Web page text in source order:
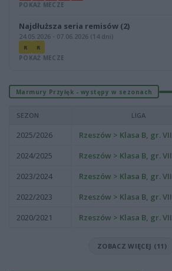
POKAŻ MECZE
Najdłuższa seria remisów (2)
24.05.2026 - 07.06.2026 (14 dni)
R R
POKAŻ MECZE
Marmury Przyłęk - występy w sezonach
SEZON LIGA
2025/2026 Rzeszów > Klasa B, gr. VII
2024/2025
Rzeszów > Klasa B, gr. VII
2023/2024
Rzeszów > Klasa B, gr. VII
2022/2023
Rzeszów > Klasa B, gr. VII
2020/2021
Rzeszów > Klasa B, gr. VII
ZOBACZ WIĘCEJ (11)